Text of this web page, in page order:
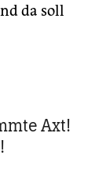
da soll
Axt!